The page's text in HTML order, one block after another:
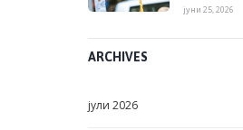
јуни 25, 2026
ARCHIVES
јули 2026